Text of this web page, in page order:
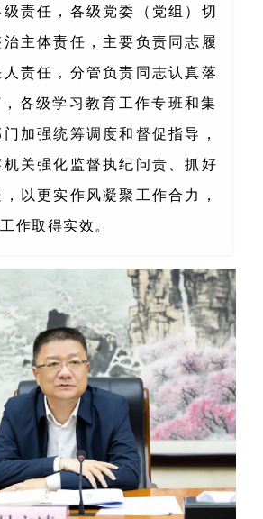
责任，各级党委（党组）切
主体责任，主要负责同志履
责任，分管负责同志认真落
各级学习教育工作专班和集
加强统筹调度和督促指导，
关强化监督执纪问责、抓好
以更实作风凝聚工作合力，
作取得实效。